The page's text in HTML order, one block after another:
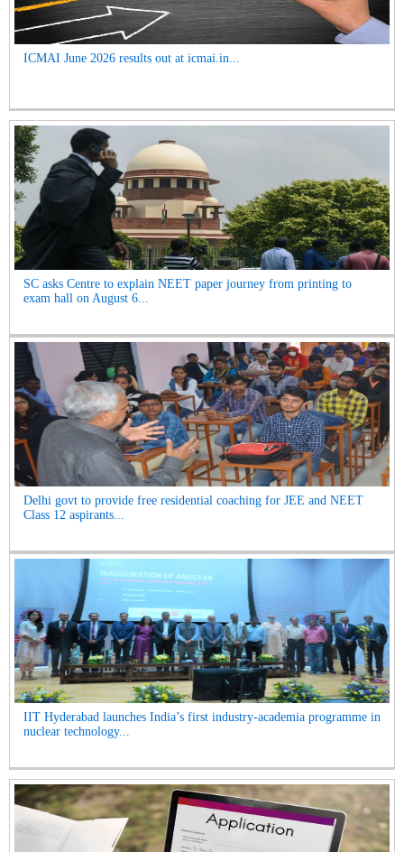
ICMAI June 2026 results out at icmai.in...
SC asks Centre to explain NEET paper journey from printing to
exam hall on August 6...
Delhi govt to provide free residential coaching for JEE and NEET
Class 12 aspirants...
IIT Hyderabad launches India’s first industry-academia programme in
nuclear technology...